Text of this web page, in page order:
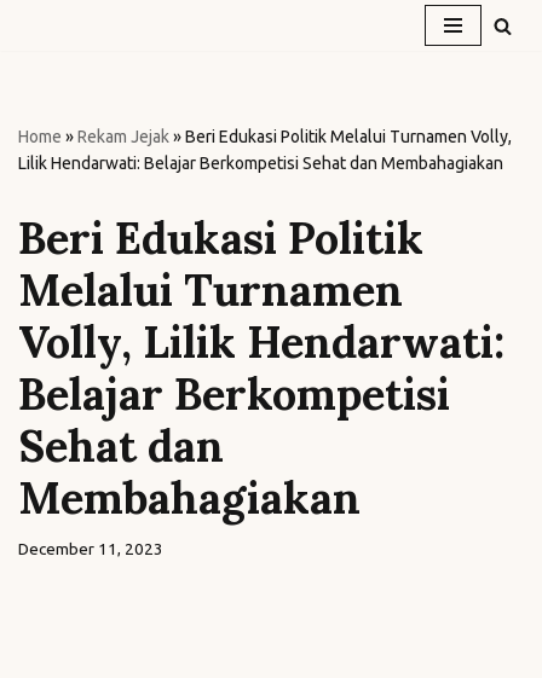
Home »Rekam Jejak »Beri Edukasi Politik Melalui Turnamen Volly,
Lilik Hendarwati: Belajar Berkompetisi Sehat dan Membahagiakan
Beri Edukasi Politik
Melalui Turnamen
Volly, Lilik Hendarwati:
Belajar Berkompetisi
Sehat dan
Membahagiakan
December 11, 2023